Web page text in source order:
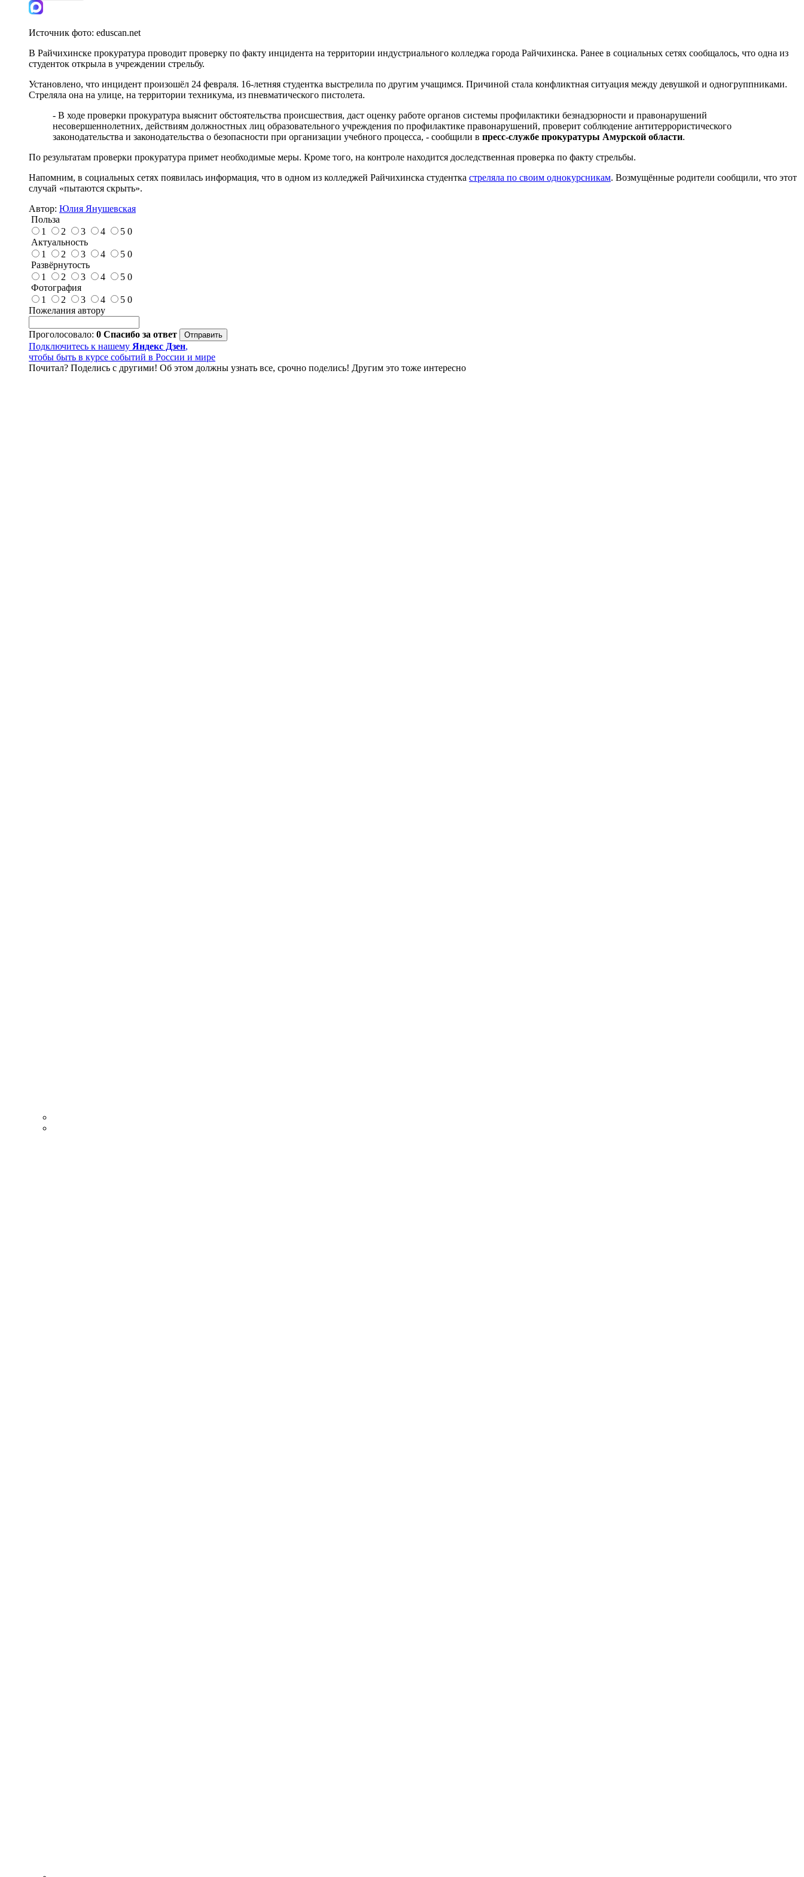
Источник фото: eduscan.net
В Райчихинске прокуратура проводит проверку по факту инцидента на территории индустриального колледжа города Райчихинска. Ранее в социальных сетях сообщалось, что одна из
студенток открыла в учреждении стрельбу.
Установлено, что инцидент произошёл 24 февраля. 16-летняя студентка выстрелила по другим учащимся. Причиной стала конфликтная ситуация между девушкой и одногруппниками.
Стреляла она на улице, на территории техникума, из пневматического пистолета.
- В ходе проверки прокуратура выяснит обстоятельства происшествия, даст оценку работе органов системы профилактики безнадзорности и правонарушений
несовершеннолетних, действиям должностных лиц образовательного учреждения по профилактике правонарушений, проверит соблюдение антитеррористического
законодательства и законодательства о безопасности при организации учебного процесса, - сообщили в пресс-службе прокуратуры Амурской области.
По результатам проверки прокуратура примет необходимые меры. Кроме того, на контроле находится доследственная проверка по факту стрельбы.
Напомним, в социальных сетях появилась информация, что в одном из колледжей Райчихинска студентка стреляла по своим однокурсникам. Возмущённые родители сообщили, что этот
случай «пытаются скрыть».
Автор: Юлия Янушевская
Польза
1
2 3 4 5 0
Актуальность
1
2 3 4 5 0
Развёрнутость
1
2 3 4 5 0
Фотография
1
2 3 4 5 0
Пожелания автору
Проголосовало: 0 Спасибо за ответ
Подключитесь к нашему Яндекс Дзен,
чтобы быть в курсе событий в России и мире
Почитал? Поделись с другими! Об этом должны узнать все, срочно поделись! Другим это тоже интересно